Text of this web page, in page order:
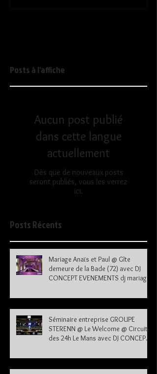
Posts à l'affiche
Aucun post publié
dans cette langue
actuellement
Dès que de nouveaux posts
seront publiés, vous les verrez
ici.
Posts Récents
Mariage Anaïs et Paul @ Gîte
demeure de la Bade (72) avec DJ
CONCEPT EVENEMENTS dj mariage
Séminaire entreprise GROUPE
STERENN @ Le Welcome @ Circuit
des 24h Le Mans avec DJ CONCEPT